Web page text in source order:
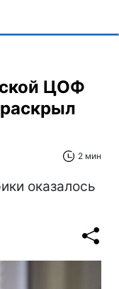
ЦОФ
2 мин
оказалось